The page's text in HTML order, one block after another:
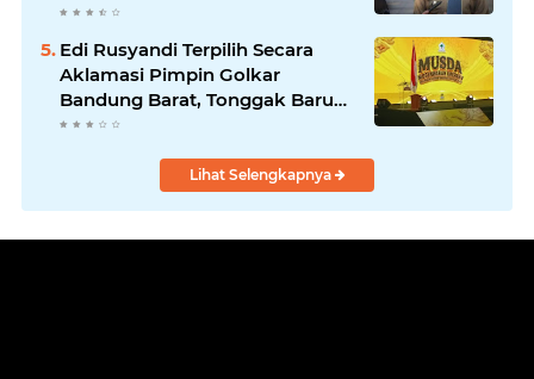
Edi Rusyandi Terpilih Secara
Aklamasi Pimpin Golkar
Bandung Barat, Tonggak Baru
Kepemimpinan Harmonis
Lihat Selengkapnya